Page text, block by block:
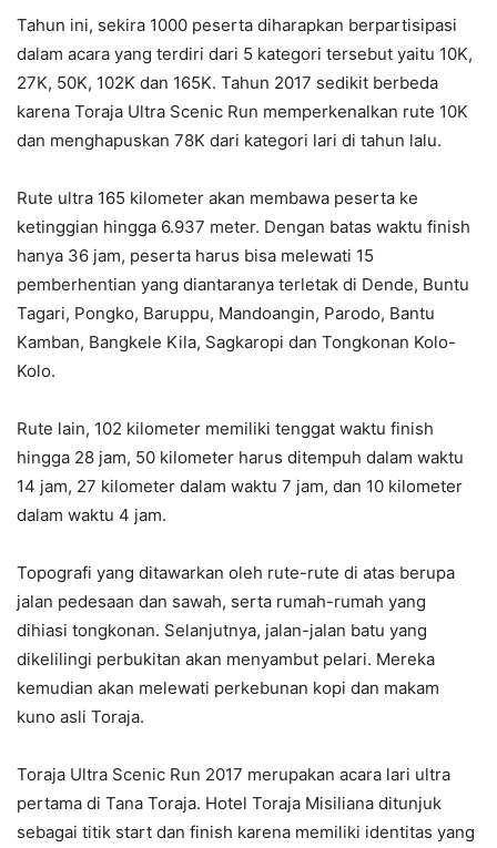
Tahun ini, sekira 1000 peserta diharapkan berpartisipasi
dalam acara yang terdiri dari 5 kategori tersebut yaitu 10K,
27K, 50K, 102K dan 165K. Tahun 2017 sedikit berbeda
karena Toraja Ultra Scenic Run memperkenalkan rute 10K
dan menghapuskan 78K dari kategori lari di tahun lalu.
Rute ultra 165 kilometer akan membawa peserta ke
ketinggian hingga 6.937 meter. Dengan batas waktu finish
hanya 36 jam, peserta harus bisa melewati 15
pemberhentian yang diantaranya terletak di Dende, Buntu
Tagari, Pongko, Baruppu, Mandoangin, Parodo, Bantu
Kamban, Bangkele Kila, Sagkaropi dan Tongkonan Kolo-
Kolo.
Rute lain, 102 kilometer memiliki tenggat waktu finish
hingga 28 jam, 50 kilometer harus ditempuh dalam waktu
14 jam, 27 kilometer dalam waktu 7 jam, dan 10 kilometer
dalam waktu 4 jam.
Topografi yang ditawarkan oleh rute-rute di atas berupa
jalan pedesaan dan sawah, serta rumah-rumah yang
dihiasi tongkonan. Selanjutnya, jalan-jalan batu yang
dikelilingi perbukitan akan menyambut pelari. Mereka
kemudian akan melewati perkebunan kopi dan makam
kuno asli Toraja.
Toraja Ultra Scenic Run 2017 merupakan acara lari ultra
pertama di Tana Toraja. Hotel Toraja Misiliana ditunjuk
sebagai titik start dan finish karena memiliki identitas yang